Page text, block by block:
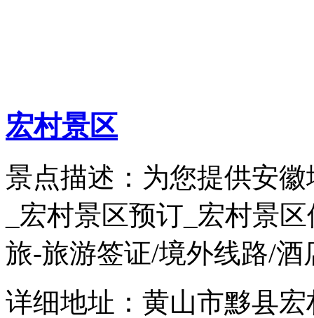
宏村景区
景点描述：为您提供安
_宏村景区预订_宏村景
旅-旅游签证/境外线路/酒
详细地址：黄山市黟县